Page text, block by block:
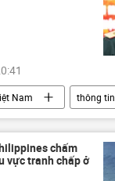
Nam
thông tin
Nga
chấm
vực tranh chấp ở